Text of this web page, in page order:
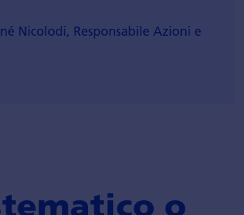
Nicolodi, Responsabile Azioni e
o